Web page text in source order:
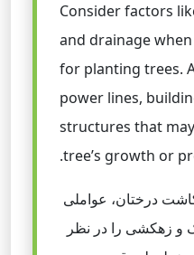
Consider factors
and drainage
for planting trees.
power lines,
structures that
tree’s growth or
درختان، عواملی
و زهکشی را در نظر